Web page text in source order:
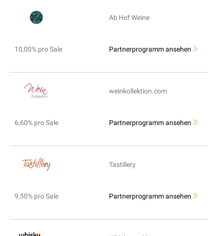
Ab Hof Weine
10,00% pro Sale Partnerprogramm ansehen
weinkollektion.com
6,60% pro Sale Partnerprogramm ansehen
Tastillery
9,50% pro Sale Partnerprogramm ansehen